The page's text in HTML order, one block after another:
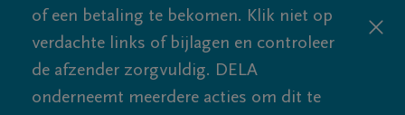
of een betaling te bekomen. Klik niet op
verdachte links of bijlagen en controleer
de afzender zorgvuldig. DELA
onderneemt meerdere acties om dit te